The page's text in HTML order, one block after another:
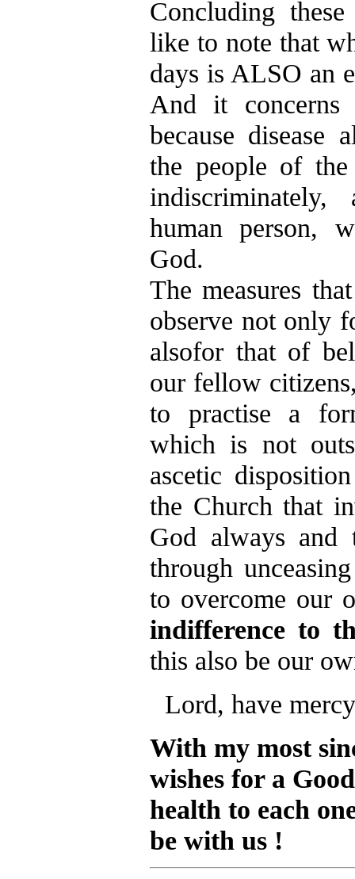
Concluding
like to note that
days is ALSO an
And it concerns
because disease
the people of
human person,
God.
The measures
observe not only
alsofor that of
our fellow
to practise a
which is not
ascetic
the Church that
God always and
through
to overcome our
indifference to
this also be our
Lord, have
With my most
wishes for a
health to each
be with us !